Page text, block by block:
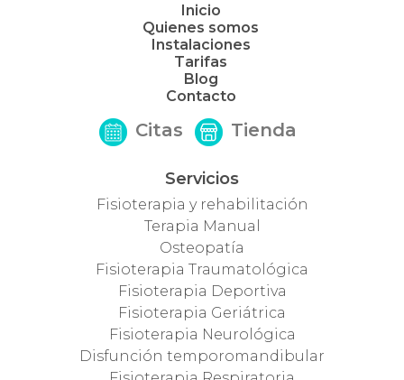
Inicio
Quienes somos
Instalaciones
Tarifas
Blog
Contacto
Citas Tienda
Servicios
Fisioterapia y rehabilitación
Terapia Manual
Osteopatía
Fisioterapia Traumatológica
Fisioterapia Deportiva
Fisioterapia Geriátrica
Fisioterapia Neurológica
Disfunción temporomandibular